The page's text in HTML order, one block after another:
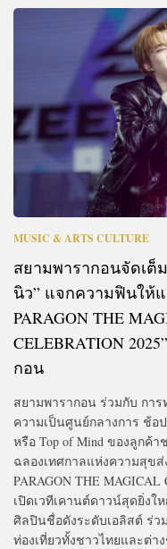
MUSIC & ARTS CULTURE
สยามพารากอนจัดเต็
นิว” แจกความฟินให้
PARAGON THE
CELEBRATION
กอน
สยามพารากอน ร่วมกับ การ
ความเป็นศูนย์กลางการ ช้อ
หรือ Top of Mind ของลูกค้
ฉลองเทศกาลแห่งความสุข
PARAGON THE MAGICAL
เปิดเวทีเคานต์ดาวน์สุดยิ่งใ
ศิลปินชื่อดังระดับเอลิสต์ ร่
ท่องเที่ยวทั้งชาวไทยและต่